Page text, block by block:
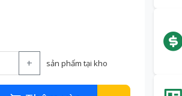
+ sản phẩm tại kho